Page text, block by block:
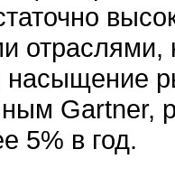
отраслями,
насыщение
Gartner,
5% в год.